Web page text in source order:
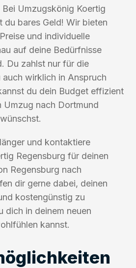
Umzugskönig Koertig
du bares Geld! Wir bieten
und individuelle
auf deine Bedürfnisse
Du zahlst nur für die
auch wirklich in Anspruch
du dein Budget effizient
Umzug nach Dortmund
und kontaktiere
Regensburg für deinen
Regensburg nach
dir gerne dabei, deinen
kostengünstig zu
dich in deinem neuen
kannst.